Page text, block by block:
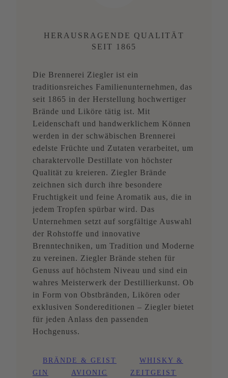
HERAUSRAGENDE QUALITÄT
SEIT 1865
Die Brennerei Ziegler ist ein
traditionsreiches Familienunternehmen, das
seit 1865 in der Herstellung hochwertiger
Brände und Liköre tätig ist. Mit
Leidenschaft und handwerklichem Können
werden in der schwäbischen Brennerei
edelste Früchte und Zutaten verarbeitet, um
charaktervolle Destillate von höchster
Qualität zu kreieren. Ziegler Brände
zeichnen sich durch ihre besondere
Fruchtigkeit und feine Aromatik aus, die in
jedem Tropfen spürbar wird. Das
Unternehmen setzt auf sorgfältige Auswahl
der Rohstoffe und innovative
Brenntechniken, um Tradition und Moderne
zu vereinen. Ziegler Brände stehen für
Genuss auf höchstem Niveau und sind ein
wahres Meisterwerk der Destillierkunst. Ob
in Form von Obstbränden, Likören oder
exklusiven Sondereditionen – Ziegler bietet
für jeden Anlass den passenden
Hochgenuss.
BRÄNDE & GEIST
WHISKY &
GIN
AVIONIC ZEITGEIST